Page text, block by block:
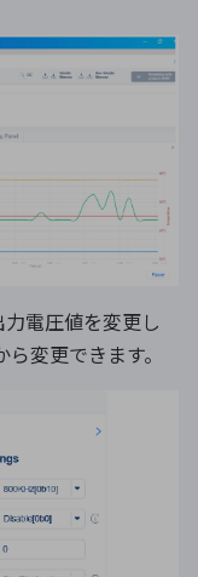
電圧値を変更し
変更できます。